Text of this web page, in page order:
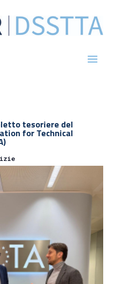
tesoriere del
for Technical